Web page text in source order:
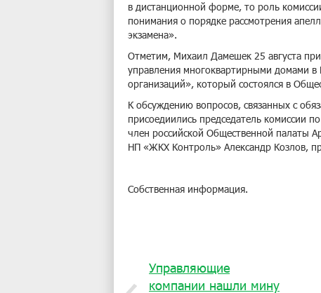
в дистанционной форме, то роль
понимания о порядке рассмотрения
экзамена».
Отметим, Михаил Дамешек 25 августа
управления многоквартирными домами
организаций», который состоялся в
К обсуждению вопросов, связанных с
присоедиились председатель комиссии
член российской Общественной палаты
НП «ЖКХ Контроль» Александр Козлов,
Собственная информация.
Управляющие
компании нашли мину